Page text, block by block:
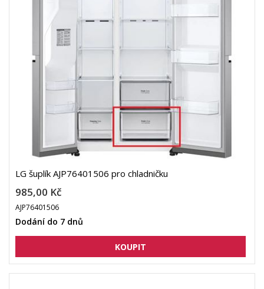
LG šuplík AJP76401506 pro chladničku
985,00 Kč
AJP76401506
Dodání do 7 dnů